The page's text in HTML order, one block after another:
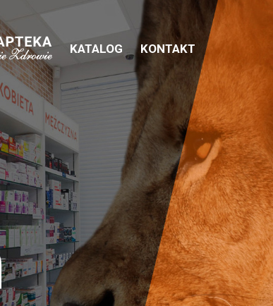
KATALOG KONTAKT